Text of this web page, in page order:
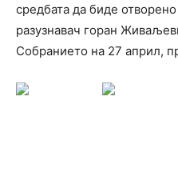
средбата да биде
разузнавач горан
Собранието на 27 април,